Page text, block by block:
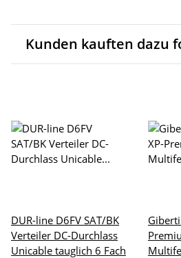
Kunden kauften dazu
DUR-line D6FV SAT/BK
Verteiler DC-Durchlass
Unicable tauglich 6 Fach